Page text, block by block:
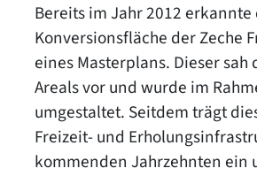
Bereits im Jahr 2012
Konversionsfläche der
eines Masterplans. Dieser
Areals vor und wurde im
umgestaltet. Seitdem trägt
Freizeit- und
kommenden Jahrzehnten ein